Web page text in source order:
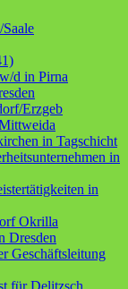
d in Pirna
Erzgeb
in Tagschicht
in
in
Okrilla
Dresden
Geschäftsleitung
für Delitzsch